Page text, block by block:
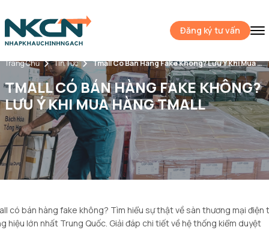
Đăng ký tư vấn
Trang Chủ Tin Tức Tmall Có Bán Hàng Fake Không? Lưu Ý Khi Mua Hàng Tmall
TMALL CÓ BÁN HÀNG FAKE KHÔNG?
LƯU Ý KHI MUA HÀNG TMALL
có bán hàng fake không? Tìm hiểu sự thật về sàn thương mại điện
hiệu lớn nhất Trung Quốc. Giải đáp chi tiết về hệ thống kiểm duyệt